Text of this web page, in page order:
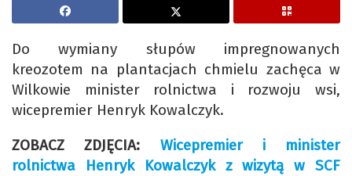
Do wymiany słupów impregnowanych
kreozotem na plantacjach chmielu zachęca w
Wilkowie minister rolnictwa i rozwoju wsi,
wicepremier Henryk Kowalczyk.
ZOBACZ ZDJĘCIA: Wicepremier i minister
rolnictwa Henryk Kowalczyk z wizytą w SCF